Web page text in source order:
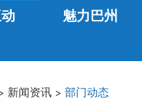
魅力巴州
新闻资讯 > 部门动态